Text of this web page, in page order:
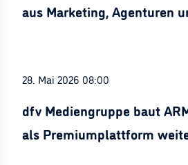
aus Marketing, Agenturen
28. Mai 2026 08:00
dfv Mediengruppe baut
als Premiumplattform